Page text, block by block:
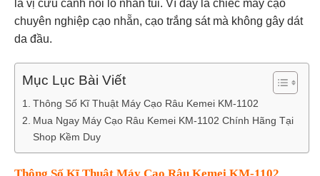
là vị cứu cánh nỗi lo nhẵn túi. Vì đây là chiếc máy cạo
chuyên nghiệp cạo nhẵn, cạo trắng sát mà không gây dát
da đầu.
Mục Lục Bài Viết
Thông Số Kĩ Thuật Máy Cạo Râu Kemei KM-1102
Mua Ngay Máy Cạo Râu Kemei KM-1102 Chính Hãng Tại
Shop Kềm Duy